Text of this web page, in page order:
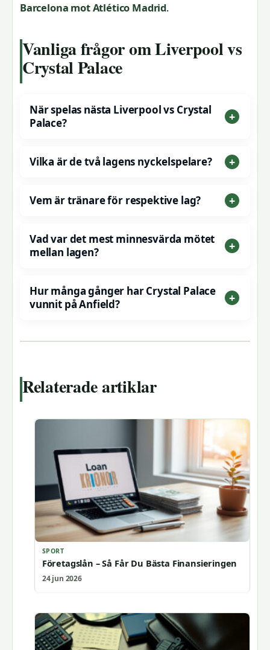
Barcelona mot Atlético Madrid.
Vanliga frågor om Liverpool vs
Crystal Palace
När spelas nästa Liverpool vs Crystal
Palace?
Vilka är de två lagens nyckelspelare?
Vem är tränare för respektive lag?
Vad var det mest minnesvärda mötet
mellan lagen?
Hur många gånger har Crystal Palace
vunnit på Anfield?
Relaterade artiklar
SPORT
Företagslån – Så Får Du Bästa Finansieringen
24 jun 2026